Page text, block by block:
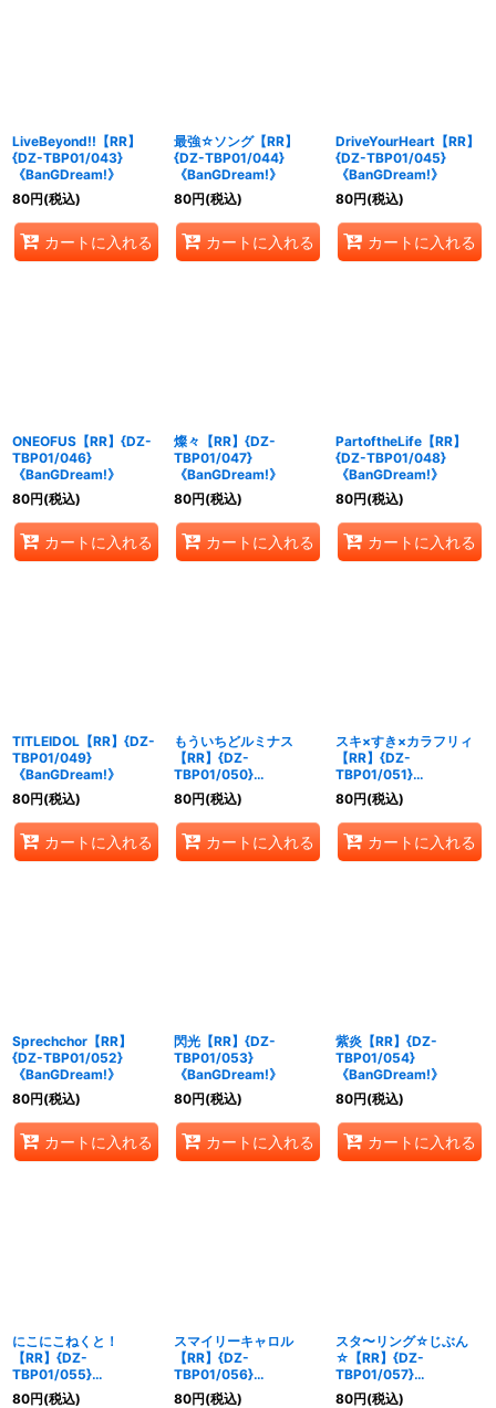
LiveBeyond!!【RR】
{DZ-TBP01/043}
《BanGDream!》
80円(税込)
カートに入れる
最強☆ソング【RR】
{DZ-TBP01/044}
《BanGDream!》
80円(税込)
カートに入れる
DriveYourHeart【RR】
{DZ-TBP01/045}
《BanGDream!》
80円(税込)
カートに入れる
ONEOFUS【RR】{DZ-
TBP01/046}
《BanGDream!》
80円(税込)
カートに入れる
燦々【RR】{DZ-
TBP01/047}
《BanGDream!》
80円(税込)
カートに入れる
PartoftheLife【RR】
{DZ-TBP01/048}
《BanGDream!》
80円(税込)
カートに入れる
TITLEIDOL【RR】{DZ-
TBP01/049}
《BanGDream!》
80円(税込)
カートに入れる
もういちどルミナス
【RR】{DZ-
TBP01/050}
《BanGDream!》
80円(税込)
カートに入れる
スキ×すき×カラフリィ
【RR】{DZ-
TBP01/051}
《BanGDream!》
80円(税込)
カートに入れる
Sprechchor【RR】
{DZ-TBP01/052}
《BanGDream!》
80円(税込)
カートに入れる
閃光【RR】{DZ-
TBP01/053}
《BanGDream!》
80円(税込)
カートに入れる
紫炎【RR】{DZ-
TBP01/054}
《BanGDream!》
80円(税込)
カートに入れる
にこにこねくと！
【RR】{DZ-
TBP01/055}
《BanGDream!》
80円(税込)
スマイリーキャロル
【RR】{DZ-
TBP01/056}
《BanGDream!》
80円(税込)
スタ〜リング☆じぶん
☆【RR】{DZ-
TBP01/057}
《BanGDream!》
80円(税込)